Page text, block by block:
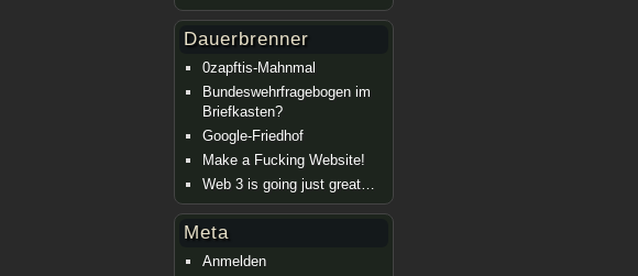
Dauerbrenner
0zapftis-Mahnmal
Bundeswehrfragebogen im
Briefkasten?
Google-Friedhof
Make a Fucking Website!
Web 3 is going just great…
Meta
Anmelden